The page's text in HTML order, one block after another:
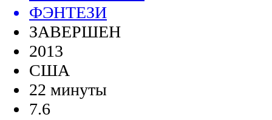
ФЭНТЕЗИ
ЗАВЕРШЕН
2013
США
22 минуты
7.6